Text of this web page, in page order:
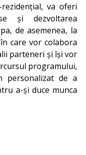
va oferi
și dezvoltarea
de asemenea, la
care vor colabora
parteneri și își vor
programului,
personalizat de a
a-și duce munca